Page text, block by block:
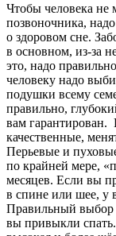
Чтобы человека не
позвоночника,
о здоровом сне.
в основном, из-за
это, надо
человеку надо
подушки всему
правильно,
вам гарантирован.
качественные,
Перьевые и
по крайней мере, «
месяцев. Если вы
в спине или шее, у
Правильный выбор
вы привыкли